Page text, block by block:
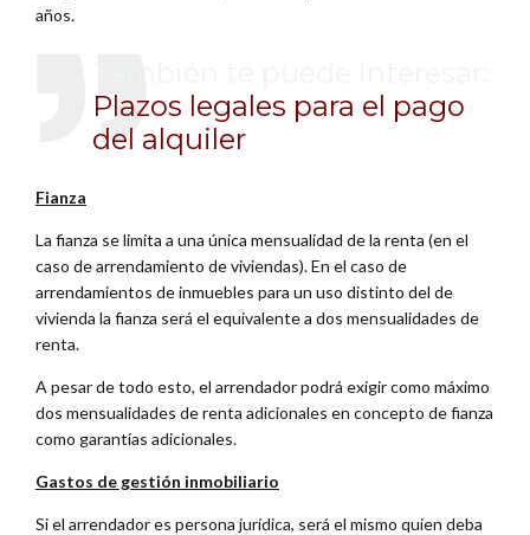
años.
Plazos legales para el pago
del alquiler
Fianza
La fianza se limita a una única mensualidad de la renta (en el
caso de arrendamiento de viviendas). En el caso de
arrendamientos de inmuebles para un uso distinto del de
vivienda la fianza será el equivalente a dos mensualidades de
renta.
A pesar de todo esto, el arrendador podrá exigir como máximo
dos mensualidades de renta adicionales en concepto de fianza
como garantías adicionales.
Gastos de gestión inmobiliario
Si el arrendador es persona jurídica, será el mismo quien deba